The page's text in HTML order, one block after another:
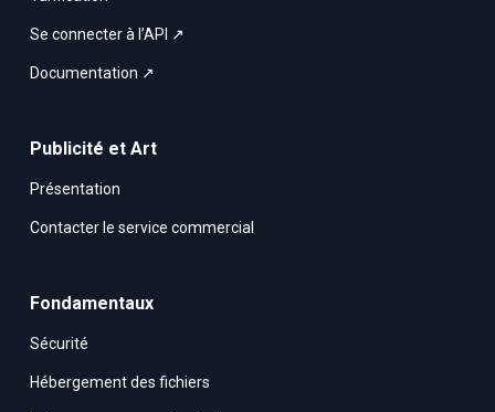
Se connecter à l’API ↗
Documentation ↗
Publicité et Art
Présentation
Contacter le service commercial
Fondamentaux
Sécurité
Hébergement des fichiers